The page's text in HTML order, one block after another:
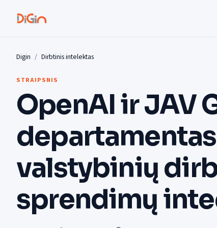
Digin Dirbtinis intelektas
STRAIPSNIS
OpenAI ir JAV
valstybinių
sprendimų